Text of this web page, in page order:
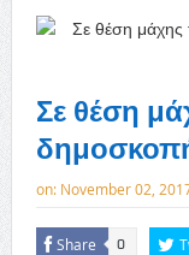
Σε θέση
on: November 02,
Share 0